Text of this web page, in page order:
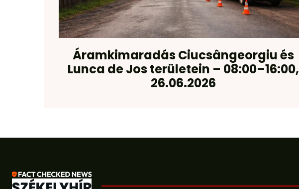
Áramkimaradás Ciucsângeorgiu és
Lunca de Jos területein – 08:00–16:00,
26.06.2026